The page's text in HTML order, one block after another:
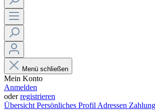
Menü schließen
Mein Konto
Anmelden
oderregistrieren
Übersicht Persönliches Profil Adressen